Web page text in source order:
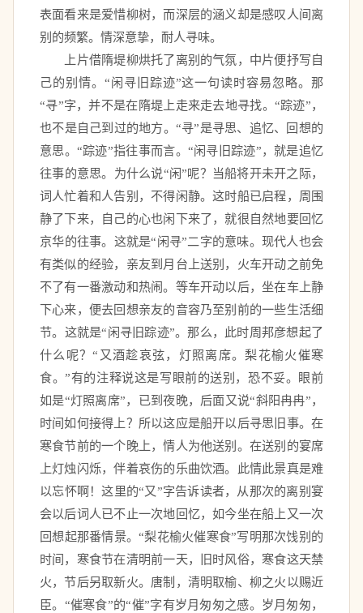
表面看来是爱惜柳树，而深层的涵义却是感叹人间离
别的频繁。情深意挚，耐人寻味。
上片借隋堤柳烘托了离别的气氛，中片便抒写自
己的别情。“闲寻旧踪迹”这一句读时容易忽略。那
“寻”字，并不是在隋堤上走来走去地寻找。“踪迹”，
也不是自己到过的地方。“寻”是寻思、追忆、回想的
意思。“踪迹”指往事而言。“闲寻旧踪迹”，就是追忆
往事的意思。为什么说“闲”呢？当船将开未开之际，
词人忙着和人告别，不得闲静。这时船已启程，周围
静了下来，自己的心也闲下来了，就很自然地要回忆
京华的往事。这就是“闲寻”二字的意味。现代人也会
有类似的经验，亲友到月台上送别，火车开动之前免
不了有一番激动和热闹。等车开动以后，坐在车上静
下心来，便去回想亲友的音容乃至别前的一些生活细
节。这就是“闲寻旧踪迹”。那么，此时周邦彦想起了
什么呢？“又酒趁哀弦，灯照离席。梨花榆火催寒
食。”有的注释说这是写眼前的送别，恐不妥。眼前
如是“灯照离席”，已到夜晚，后面又说“斜阳冉冉”，
时间如何接得上？所以这应是船开以后寻思旧事。在
寒食节前的一个晚上，情人为他送别。在送别的宴席
上灯烛闪烁，伴着哀伤的乐曲饮酒。此情此景真是难
以忘怀啊！这里的“又”字告诉读者，从那次的离别宴
会以后词人已不止一次地回忆，如今坐在船上又一次
回想起那番情景。“梨花榆火催寒食”写明那次饯别的
时间，寒食节在清明前一天，旧时风俗，寒食这天禁
火，节后另取新火。唐制，清明取榆、柳之火以赐近
臣。“催寒食”的“催”字有岁月匆匆之感。岁月匆匆，